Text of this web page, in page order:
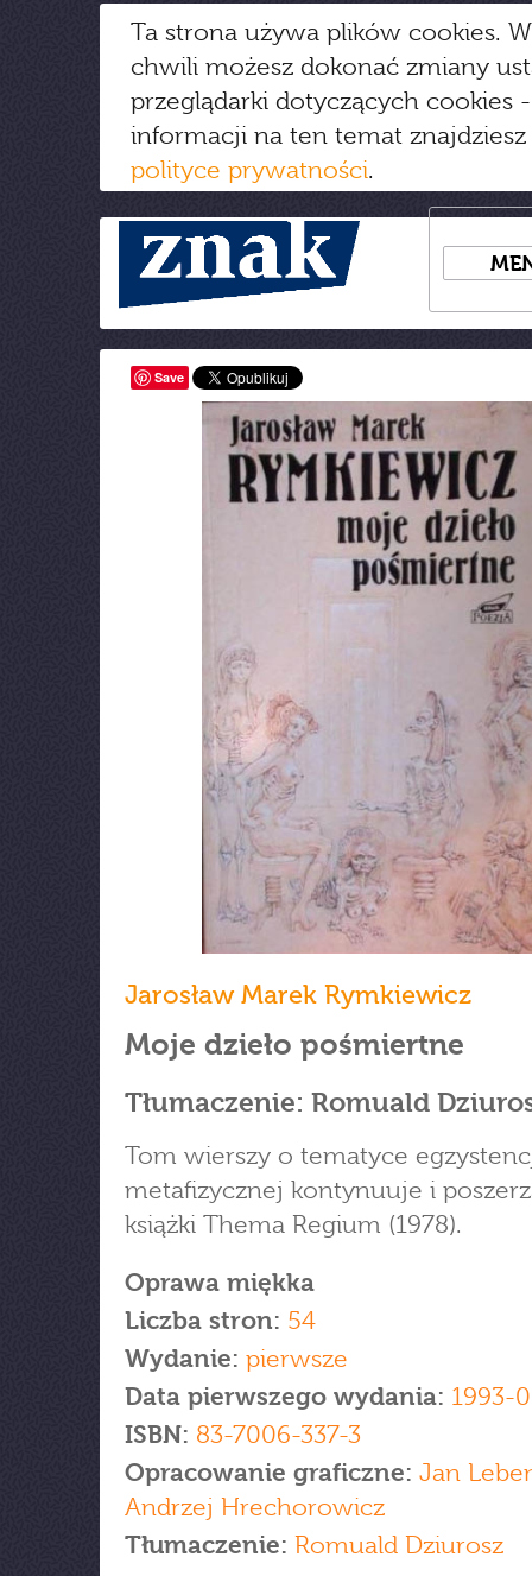
Ta strona używa plików cookies.
chwili możesz dokonać zmiany
przeglądarki dotyczących cookies
informacji na ten temat
polityce prywatności.
Save
Jarosław Marek Rymkiewicz
Moje dzieło pośmiertne
Tłumaczenie: Romuald
Tom wierszy o tematyce
metafizycznej kontynuuje i
książki Thema Regium (1978).
Oprawa miękka
Liczba stron: 54
Wydanie: pierwsze
Data pierwszego wydania: 1993-
ISBN: 83-7006-337-3
Opracowanie graficzne: Jan
Andrzej Hrechorowicz
Tłumaczenie: Romuald Dziurosz